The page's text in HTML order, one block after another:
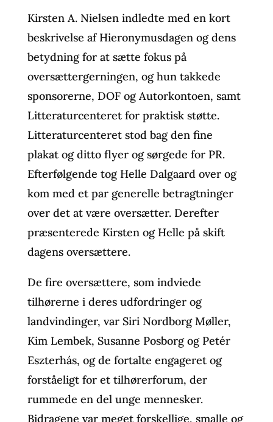
Kirsten A. Nielsen indledte med en kort
beskrivelse af Hieronymusdagen og dens
betydning for at sætte fokus på
oversættergerningen, og hun takkede
sponsorerne, DOF og Autorkontoen, samt
Litteraturcenteret for praktisk støtte.
Litteraturcenteret stod bag den fine
plakat og ditto flyer og sørgede for PR.
Efterfølgende tog Helle Dalgaard over og
kom med et par generelle betragtninger
over det at være oversætter. Derefter
præsenterede Kirsten og Helle på skift
dagens oversættere.
De fire oversættere, som indviede
tilhørerne i deres udfordringer og
landvindinger, var Siri Nordborg Møller,
Kim Lembek, Susanne Posborg og Petér
Eszterhás, og de fortalte engageret og
forståeligt for et tilhørerforum, der
rummede en del unge mennesker.
Bidragene var meget forskellige, smalle og